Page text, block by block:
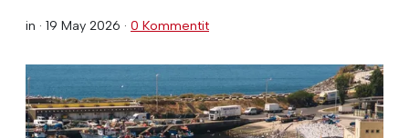
in · 19 May 2026 · 0 Kommentit